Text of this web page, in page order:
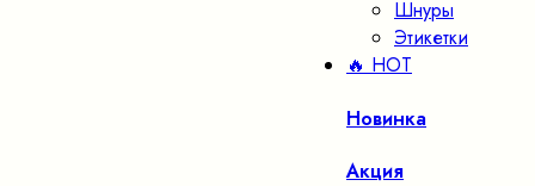
Шнуры
Этикетки
🔥 HOT
Новинка
Акция